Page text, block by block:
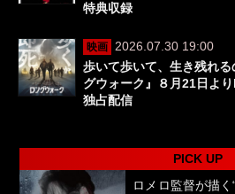
特典収録
映画
2026.07.30 19:00
歩いて歩いて、生き残れ
グウォーク』８月21日よ
独占配信
PICK UP
ロメロ監督が描